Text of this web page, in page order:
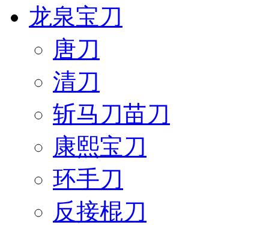
龙泉宝刀
唐刀
清刀
斩马刀苗刀
康熙宝刀
环手刀
反接棍刀